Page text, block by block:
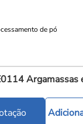
de pó
Argamassas